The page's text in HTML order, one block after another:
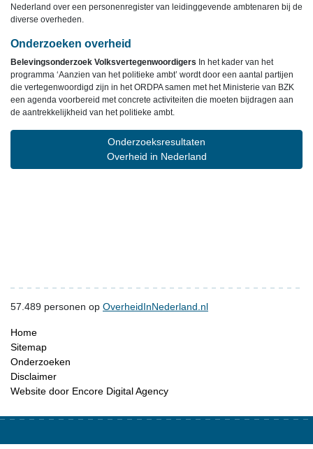
Nederland over een personenregister van leidinggevende ambtenaren bij de
diverse overheden.
Onderzoeken overheid
Belevingsonderzoek Volksvertegenwoordigers In het kader van het
programma ‘Aanzien van het politieke ambt’ wordt door een aantal partijen
die vertegenwoordigd zijn in het ORDPA samen met het Ministerie van BZK
een agenda voorbereid met concrete activiteiten die moeten bijdragen aan
de aantrekkelijkheid van het politieke ambt.
Onderzoeksresultaten
Overheid in Nederland
57.489 personen op OverheidInNederland.nl
Home
Sitemap
Onderzoeken
Disclaimer
Website door Encore Digital Agency